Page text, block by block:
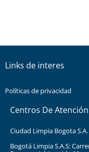
Links de interes
Políticas de privacidad
Centros De
Ciudad Limpia Bogota S.A.
Bogotá Limpia S.A.S: